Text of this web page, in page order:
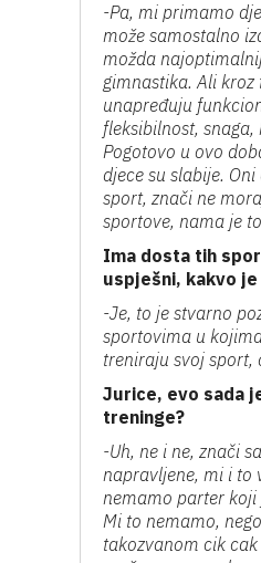
-Pa, mi primamo
može samostalno
možda
gimnastika. Ali
unapređuju
fleksibilnost,
Pogotovo u ovo
djece su slabije.
sport, znači ne
sportove, nama je
Ima dosta tih
uspješni, kakvo
-Je, to je stvarno
sportovima u
treniraju svoj sport,
Jurice, evo sada
treninge?
-Uh, ne i ne, znači
napravljene, mi i to
nemamo parter
Mi to nemamo,
takozvanom cik